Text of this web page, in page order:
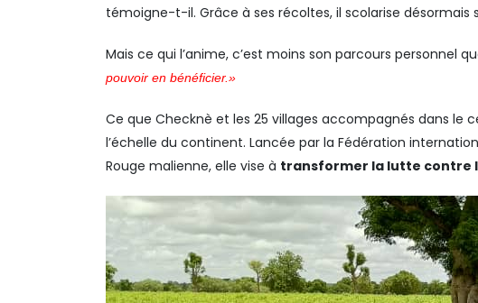
témoigne-t-il. Grâce à ses récoltes, il scolarise désormais
Mais ce qui l’anime, c’est moins son parcours personnel
pouvoir en bénéficier.»
Ce que Checknè et les 25 villages accompagnés dans le
l’échelle du continent. Lancée par la Fédération
Rouge malienne, elle vise à transformer la lutte contre